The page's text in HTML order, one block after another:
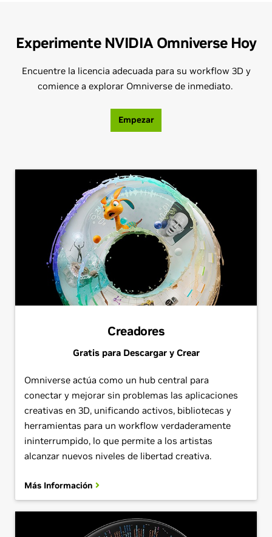
Experimente NVIDIA Omniverse Hoy
Encuentre la licencia adecuada para su workflow 3D y
comience a explorar Omniverse de inmediato.
Empezar
Creadores
Gratis para Descargar y Crear
Omniverse actúa como un hub central para
conectar y mejorar sin problemas las aplicaciones
creativas en 3D, unificando activos, bibliotecas y
herramientas para un workflow verdaderamente
ininterrumpido, lo que permite a los artistas
alcanzar nuevos niveles de libertad creativa.
Más Información